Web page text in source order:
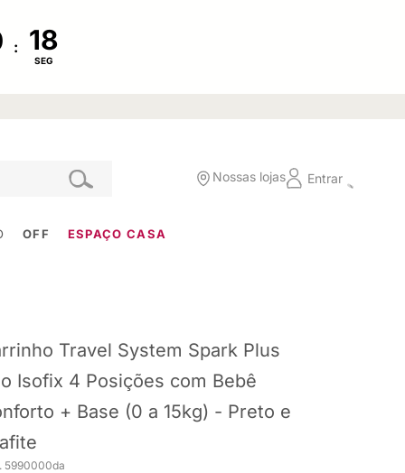
:
SEG
Nossas lojas Entrar
OFF ESPAÇO CASA
Travel System Spark Plus
Isofix 4 Posições com Bebê
+ Base (0 a 15kg) - Preto e
5990000da